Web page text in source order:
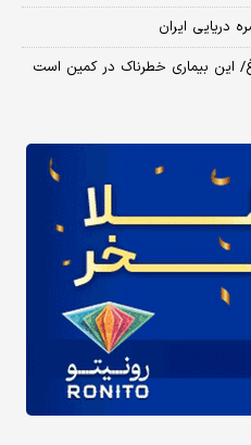
دریایی ایران
این بیماری خطرناک در کمین است